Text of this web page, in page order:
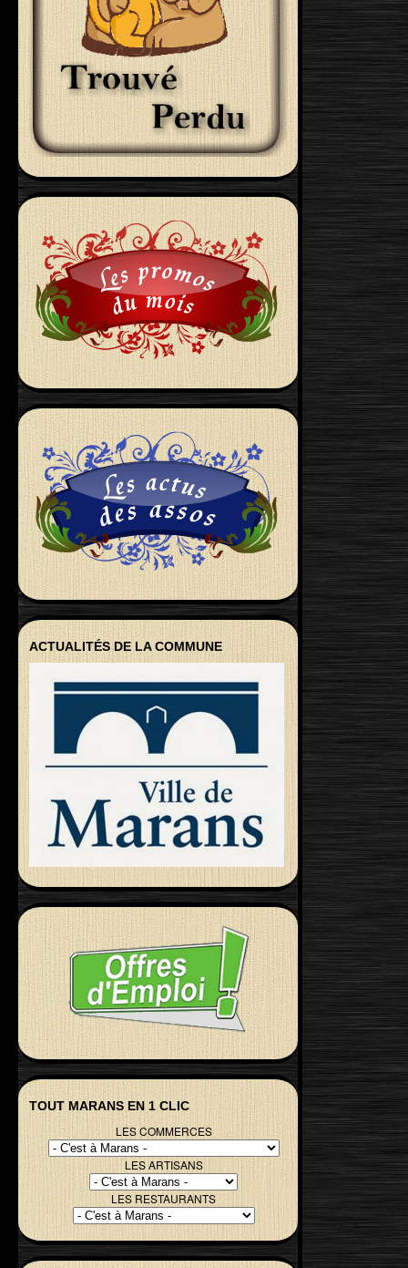
ACTUALITÉS DE LA COMMUNE
TOUT MARANS EN 1 CLIC
LES COMMERCES
LES ARTISANS
LES RESTAURANTS